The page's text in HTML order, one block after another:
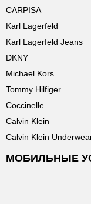
CARPISA
Karl Lagerfeld
Karl Lagerfeld Jeans
DKNY
Michael Kors
Tommy Hilfiger
Coccinelle
Calvin Klein
Calvin Klein
МОБИЛЬНЫЕ